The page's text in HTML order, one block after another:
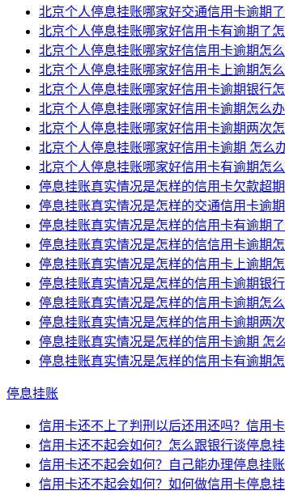
北京个人停息挂账哪家好交通信用卡逾期
北京个人停息挂账哪家好信用卡有逾期了
北京个人停息挂账哪家好信信用卡逾期怎
北京个人停息挂账哪家好信用卡上逾期怎
北京个人停息挂账哪家好信用卡逾期银行
北京个人停息挂账哪家好信用卡逾期怎么办
北京个人停息挂账哪家好信用卡逾期两次
北京个人停息挂账哪家好信用卡逾期 怎么
北京个人停息挂账哪家好信用卡有逾期怎
停息挂账真实情况是怎样的信用卡欠款超
停息挂账真实情况是怎样的交通信用卡逾
停息挂账真实情况是怎样的信用卡有逾期
停息挂账真实情况是怎样的信信用卡逾期
停息挂账真实情况是怎样的信用卡上逾期
停息挂账真实情况是怎样的信用卡逾期银
停息挂账真实情况是怎样的信用卡逾期怎
停息挂账真实情况是怎样的信用卡逾期两
停息挂账真实情况是怎样的信用卡逾期 怎
停息挂账真实情况是怎样的信用卡有逾期
停息挂账
信用卡还不上了判刑以后还用还吗？信用
信用卡还不起会如何？怎么跟银行谈停息挂
信用卡还不起会如何？自己能办理停息挂账
信用卡还不起会如何？如何做信用卡停息挂